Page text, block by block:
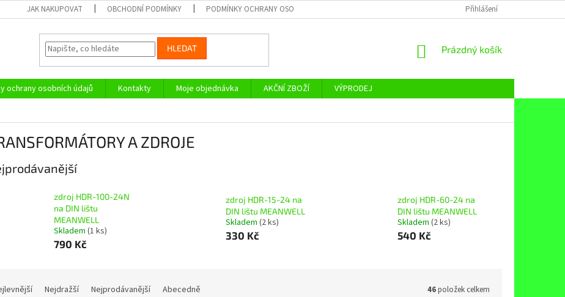
JAK NAKUPOVAT OBCHODNÍ PODMÍNKY PODMÍNKY OCHRANY OSOBNÍCH ÚDAJŮ Přihlášení
HLEDAT
NÁKUPNÍ
Prázdný košík
ochrany osobních údajů Kontakty Moje objednávka AKČNÍ ZBOŽÍ
VÝPRODEJ
A ZDROJE
zdroj HDR-100-24N
na DIN lištu
MEANWELL
Skladem (1 ks)
790 Kč
zdroj HDR-15-24 na
DIN lištu MEANWELL
Skladem (2 ks)
330 Kč
zdroj HDR-60-24 na
DIN lištu MEANWELL
Skladem (2 ks)
540 Kč
Nejdražší Nejprodávanější Abecedně 46položek celkem